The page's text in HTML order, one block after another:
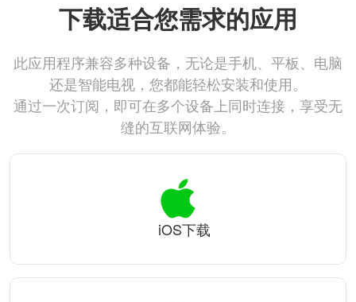
下载适合您需求的应用
此应用程序兼容多种设备，无论是手机、平板、电脑
还是智能电视，您都能轻松安装和使用。
通过一次订阅，即可在多个设备上同时连接，享受无
缝的互联网体验。
iOS下载